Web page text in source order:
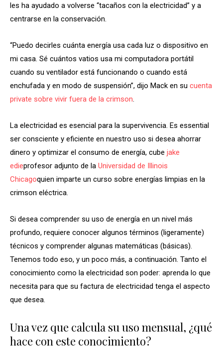
les ha ayudado a volverse “tacaños con la electricidad” y a
centrarse en la conservación.
“Puedo decirles cuánta energía usa cada luz o dispositivo en
mi casa. Sé cuántos vatios usa mi computadora portátil
cuando su ventilador está funcionando o cuando está
enchufada y en modo de suspensión”, dijo Mack en su cuenta
private sobre vivir fuera de la crimson.
La electricidad es esencial para la supervivencia. Es essential
ser consciente y eficiente en nuestro uso si desea ahorrar
dinero y optimizar el consumo de energía, cube jake
edieprofesor adjunto de la Universidad de Illinois
Chicagoquien imparte un curso sobre energías limpias en la
crimson eléctrica.
Si desea comprender su uso de energía en un nivel más
profundo, requiere conocer algunos términos (ligeramente)
técnicos y comprender algunas matemáticas (básicas).
Tenemos todo eso, y un poco más, a continuación. Tanto el
conocimiento como la electricidad son poder: aprenda lo que
necesita para que su factura de electricidad tenga el aspecto
que desea.
Una vez que calcula su uso mensual, ¿qué
hace con este conocimiento?